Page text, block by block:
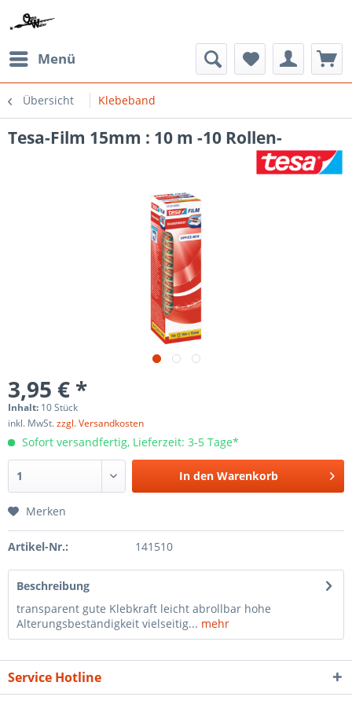
Menü
Übersicht Klebeband
Tesa-Film 15mm : 10 m -10 Rollen-
3,95 € *
Inhalt: 10 Stück
inkl. MwSt.zzgl. Versandkosten
Sofort versandfertig, Lieferzeit: 3-5 Tage*
In den Warenkorb
Merken
Artikel-Nr.: 141510
Beschreibung
transparent gute Klebkraft leicht abrollbar hohe
Alterungsbeständigkeit vielseitig... mehr
Service Hotline